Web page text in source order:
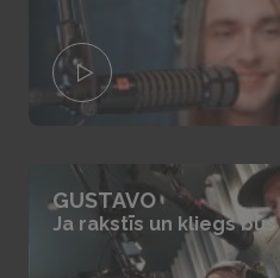
GUSTAVO
Ja rakstīs un kliegs